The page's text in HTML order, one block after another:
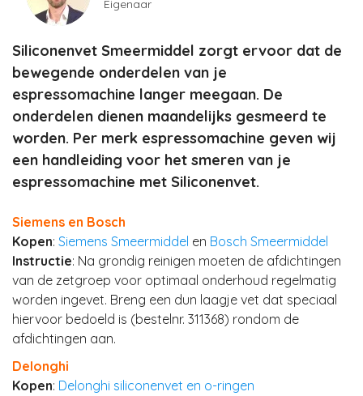
Eigenaar
Siliconenvet Smeermiddel zorgt ervoor dat de
bewegende onderdelen van je
espressomachine langer meegaan. De
onderdelen dienen maandelijks gesmeerd te
worden. Per merk espressomachine geven wij
een handleiding voor het smeren van je
espressomachine met Siliconenvet.
Siemens en Bosch
Kopen: Siemens Smeermiddel en Bosch Smeermiddel
Instructie: Na grondig reinigen moeten de afdichtingen
van de zetgroep voor optimaal onderhoud regelmatig
worden ingevet. Breng een dun laagje vet dat speciaal
hiervoor bedoeld is (bestelnr. 311368) rondom de
afdichtingen aan.
Delonghi
Kopen: Delonghi siliconenvet en o-ringen